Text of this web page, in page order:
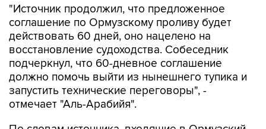
"Источник продолжил, что предложенное
соглашение по Ормузскому проливу будет
действовать 60 дней, оно нацелено на
восстановление судоходства. Собеседник
подчеркнул, что 60-дневное соглашение
должно помочь выйти из нынешнего тупика и
запустить технические переговоры", -
отмечает "Аль-Арабийя".